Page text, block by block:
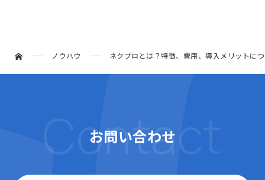
ノウハウ ネクプロとは？特徴、費用、導入メリットに
お問い合わせ
Contact